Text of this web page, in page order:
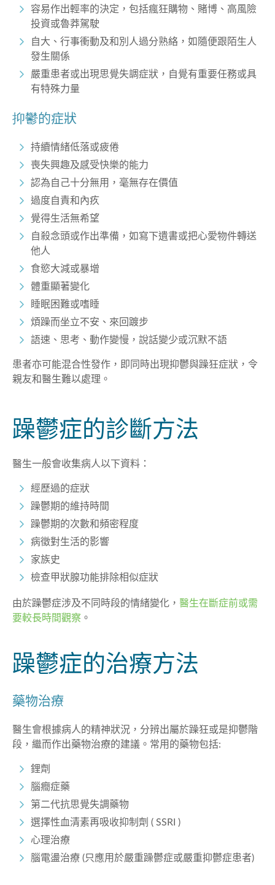
容易作出輕率的決定，包括瘋狂購物、賭博、高風險
投資或魯莽駕駛
自大、行事衝動及和別人過分熟絡，如隨便跟陌生人
發生關係
嚴重患者或出現思覺失調症狀，自覺有重要任務或具
有特殊力量
抑鬱的症狀
持續情緒低落或疲倦
喪失興趣及感受快樂的能力
認為自己十分無用，毫無存在價值
過度自責和內疚
覺得生活無希望
自殺念頭或作出準備，如寫下遺書或把心愛物件轉送
他人
食慾大減或暴增
體重顯著變化
睡眠困難或嗜睡
煩躁而坐立不安、來回踱步
語速、思考、動作變慢，說話變少或沉默不語
患者亦可能混合性發作，即同時出現抑鬱與躁狂症狀，令
親友和醫生難以處理。
躁鬱症的診斷方法
醫生一般會收集病人以下資料：
經歷過的症狀
躁鬱期的維持時間
躁鬱期的次數和頻密程度
病徵對生活的影響
家族史
檢查甲狀腺功能排除相似症狀
由於躁鬱症涉及不同時段的情緒變化， 醫生在斷症前或需
要較長時間觀察 。
躁鬱症的治療方法
藥物治療
醫生會根據病人的精神狀況，分辨出屬於躁狂或是抑鬱階
段，繼而作出藥物治療的建議。常用的藥物包括:
鋰劑
腦癎症藥
第二代抗思覺失調藥物
選擇性血清素再吸收抑制劑 ( SSRI
)
心理治療
腦電盪治療 (只應用於嚴重躁鬱症或嚴重抑鬱症患者)